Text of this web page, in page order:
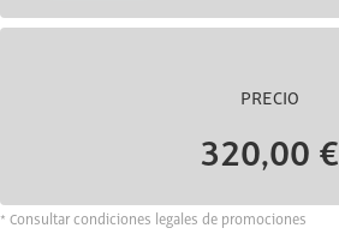
PRECIO
320,00 €
* Consultar condiciones legales de promociones